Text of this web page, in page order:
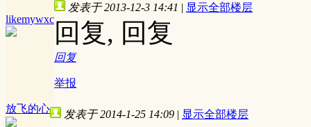
likemywxc
发表于 2013-12-3 14:41 | 显示全部楼层
回复, 回复
回复
举报
放飞的心 发表于 2014-1-25 14:09 | 显示全部楼层